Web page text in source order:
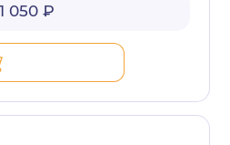
1 050 ₽